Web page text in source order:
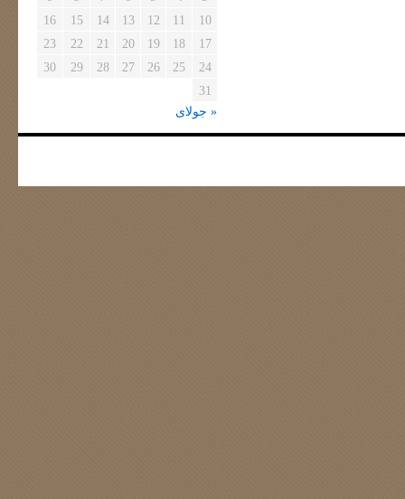
10
11
12
13
14
15
16
17
18
19
20
21
22
23
24
25
26
27
28
29
30
31
« جولای